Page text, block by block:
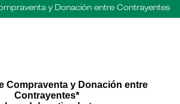
y Donación entre Contrayentes